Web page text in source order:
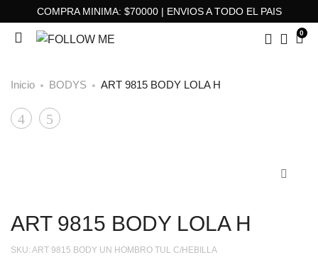
COMPRA MINIMA: $70000 | ENVIOS A TODO EL PAIS
0
Inicio BODYS ART 9815 BODY LOLA H
ARTART
ART 9815 BODY LOLA H
SKU: ART 9815 BODY UN HOMBRO TUL C/HEBILLA